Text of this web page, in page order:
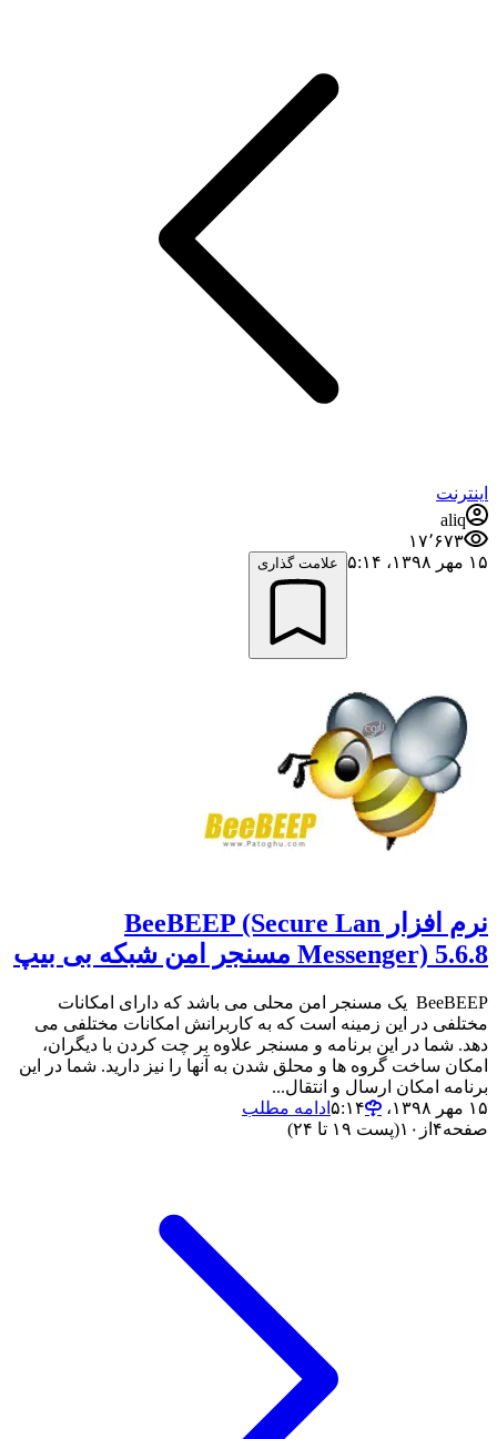
اینترنت
aliq
۱۷٬۶۷۳
۱۵ مهر ۱۳۹۸،‏ ۵:۱۴
علامت گذاری
نرم افزار BeeBEEP (Secure Lan
Messenger) 5.6.8 مسنجر امن شبکه بی بیپ
BeeBEEP یک مسنجر امن محلی می باشد که دارای امکانات
مختلفی در این زمینه است که به کاربرانش امکانات مختلفی می
دهد. شما در این برنامه و مسنجر علاوه بر چت کردن با دیگران،
امکان ساخت گروه ها و محلق شدن به آنها را نیز دارید. شما در این
برنامه امکان ارسال و انتقال...
۱۵ مهر ۱۳۹۸،‏ ۵:۱۴
ادامه مطلب
صفحه۴ از ۱۰(پست ۱۹ تا ۲۴)